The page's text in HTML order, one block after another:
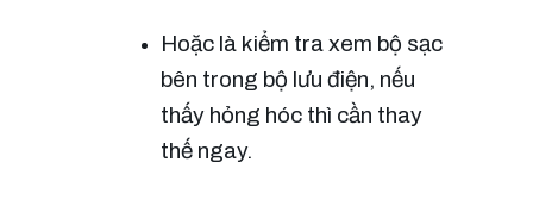
Hoặc là kiểm tra xem bộ sạc
bên trong bộ lưu điện, nếu
thấy hỏng hóc thì cần thay
thế ngay.